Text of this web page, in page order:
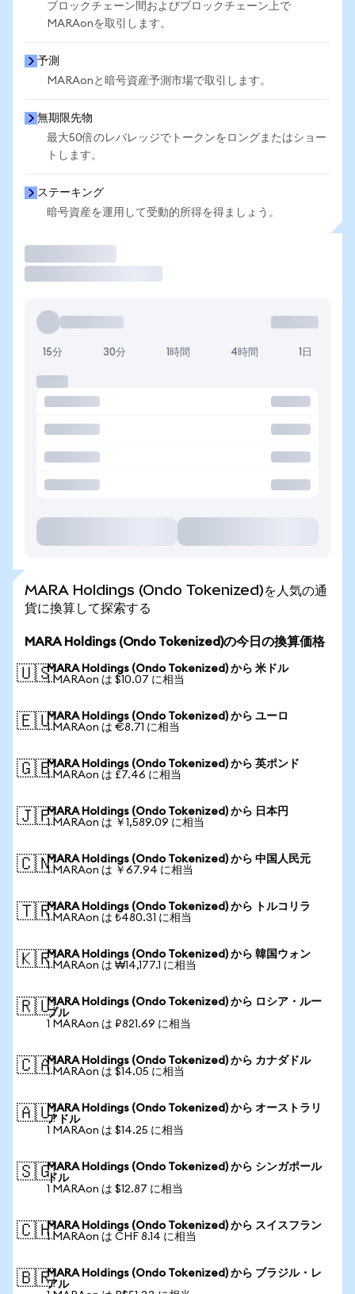
ブロックチェーン間およびブロックチェーン上で
MARAonを取引します。
予測
MARAonと暗号資産予測市場で取引します。
無期限先物
最大50倍のレバレッジでトークンをロングまたはショー
トします。
ステーキング
暗号資産を運用して受動的所得を得ましょう。
15分 30分 1時間 4時間 1日
MARA Holdings (Ondo Tokenized)を人気の通
貨に換算して探索する
MARA Holdings (Ondo Tokenized)の今日の換算価格
🇺🇸MARA Holdings (Ondo Tokenized) から 米ドル
1 MARAon は $10.07 に相当
🇪🇺MARA Holdings (Ondo Tokenized) から ユーロ
1 MARAon は €8.71 に相当
🇬🇧MARA Holdings (Ondo Tokenized) から 英ポンド
1 MARAon は £7.46 に相当
🇯🇵MARA Holdings (Ondo Tokenized) から 日本円
1 MARAon は ￥1,589.09 に相当
🇨🇳MARA Holdings (Ondo Tokenized) から 中国人民元
1 MARAon は ￥67.94 に相当
🇹🇷MARA Holdings (Ondo Tokenized) から トルコリラ
1 MARAon は ₺480.31 に相当
🇰🇷MARA Holdings (Ondo Tokenized) から 韓国ウォン
1 MARAon は ₩14,177.1 に相当
🇷🇺MARA Holdings (Ondo Tokenized) から ロシア・ルー
ブル
1 MARAon は ₽821.69 に相当
🇨🇦MARA Holdings (Ondo Tokenized) から カナダドル
1 MARAon は $14.05 に相当
🇦🇺MARA Holdings (Ondo Tokenized) から オーストラリ
アドル
1 MARAon は $14.25 に相当
🇸🇬MARA Holdings (Ondo Tokenized) から シンガポール
ドル
1 MARAon は $12.87 に相当
🇨🇭MARA Holdings (Ondo Tokenized) から スイスフラン
1 MARAon は CHF 8.14 に相当
🇧🇷MARA Holdings (Ondo Tokenized) から ブラジル・レ
アル